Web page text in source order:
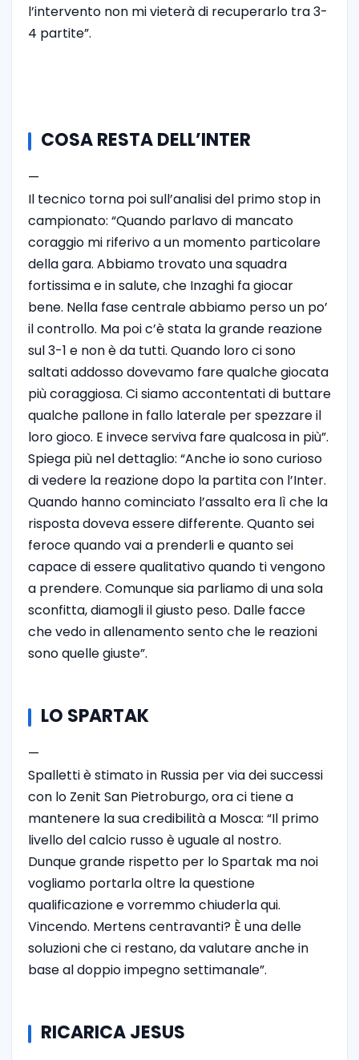
l’intervento non mi vieterà di recuperarlo tra 3-
4 partite”.
COSA RESTA DELL’INTER
—
Il tecnico torna poi sull’analisi del primo stop in
campionato: “Quando parlavo di mancato
coraggio mi riferivo a un momento particolare
della gara. Abbiamo trovato una squadra
fortissima e in salute, che Inzaghi fa giocar
bene. Nella fase centrale abbiamo perso un po’
il controllo. Ma poi c’è stata la grande reazione
sul 3-1 e non è da tutti. Quando loro ci sono
saltati addosso dovevamo fare qualche giocata
più coraggiosa. Ci siamo accontentati di buttare
qualche pallone in fallo laterale per spezzare il
loro gioco. E invece serviva fare qualcosa in più”.
Spiega più nel dettaglio: “Anche io sono curioso
di vedere la reazione dopo la partita con l’Inter.
Quando hanno cominciato l’assalto era lì che la
risposta doveva essere differente. Quanto sei
feroce quando vai a prenderli e quanto sei
capace di essere qualitativo quando ti vengono
a prendere. Comunque sia parliamo di una sola
sconfitta, diamogli il giusto peso. Dalle facce
che vedo in allenamento sento che le reazioni
sono quelle giuste”.
LO SPARTAK
—
Spalletti è stimato in Russia per via dei successi
con lo Zenit San Pietroburgo, ora ci tiene a
mantenere la sua credibilità a Mosca: “Il primo
livello del calcio russo è uguale al nostro.
Dunque grande rispetto per lo Spartak ma noi
vogliamo portarla oltre la questione
qualificazione e vorremmo chiuderla qui.
Vincendo. Mertens centravanti? È una delle
soluzioni che ci restano, da valutare anche in
base al doppio impegno settimanale”.
RICARICA JESUS